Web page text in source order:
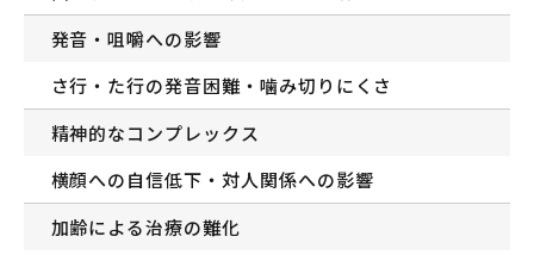
発音・咀嚼への影響
さ行・た行の発音困難・噛み切りにくさ
精神的なコンプレックス
横顔への自信低下・対人関係への影響
加齢による治療の難化